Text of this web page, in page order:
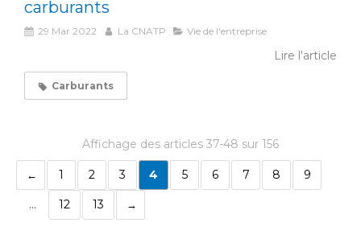
carburants
29 Mar 2022 La CNATP Vie de l'entreprise
Lire l'article
Carburants
Affichage des articles 37-48 sur 156
1 2 3 4 5 6 7 8 9
… 12 13